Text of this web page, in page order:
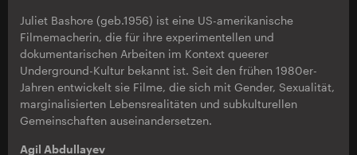
Juliet Bashore (geb.1956) ist eine US-amerikanische
Filmemacherin, die für ihre experimentellen und
dokumentarischen Arbeiten im Kontext queerer
Underground-Kultur bekannt ist. Seit den frühen 1980er-
Jahren entwickelt sie Filme, die sich mit Gender, Sexualität,
marginalisierten Lebensrealitäten und subkulturellen
Gemeinschaften auseinandersetzen.
Agil Abdullayev